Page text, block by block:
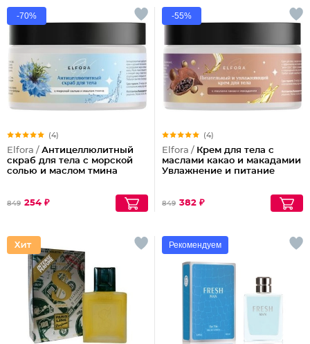
-70%
(4)
Elfora / Антицеллюлитный
скраб для тела с морской
солью и маслом тмина
849 254 ₽
-55%
(4)
Elfora / Крем для тела с
маслами какао и макадамии
Увлажнение и питание
849 382 ₽
Рекомендуем